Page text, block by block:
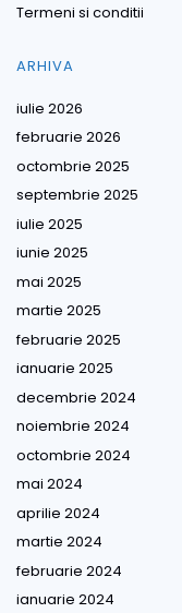
Termeni si conditii
ARHIVA
iulie 2026
februarie 2026
octombrie 2025
septembrie 2025
iulie 2025
iunie 2025
mai 2025
martie 2025
februarie 2025
ianuarie 2025
decembrie 2024
noiembrie 2024
octombrie 2024
mai 2024
aprilie 2024
martie 2024
februarie 2024
ianuarie 2024